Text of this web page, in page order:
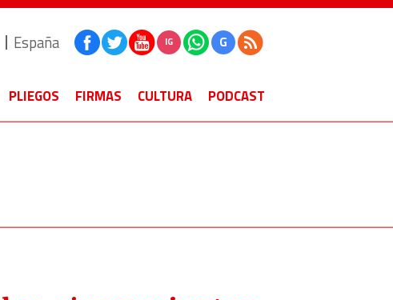
España IG G
PLIEGOS FIRMAS CULTURA PODCAST